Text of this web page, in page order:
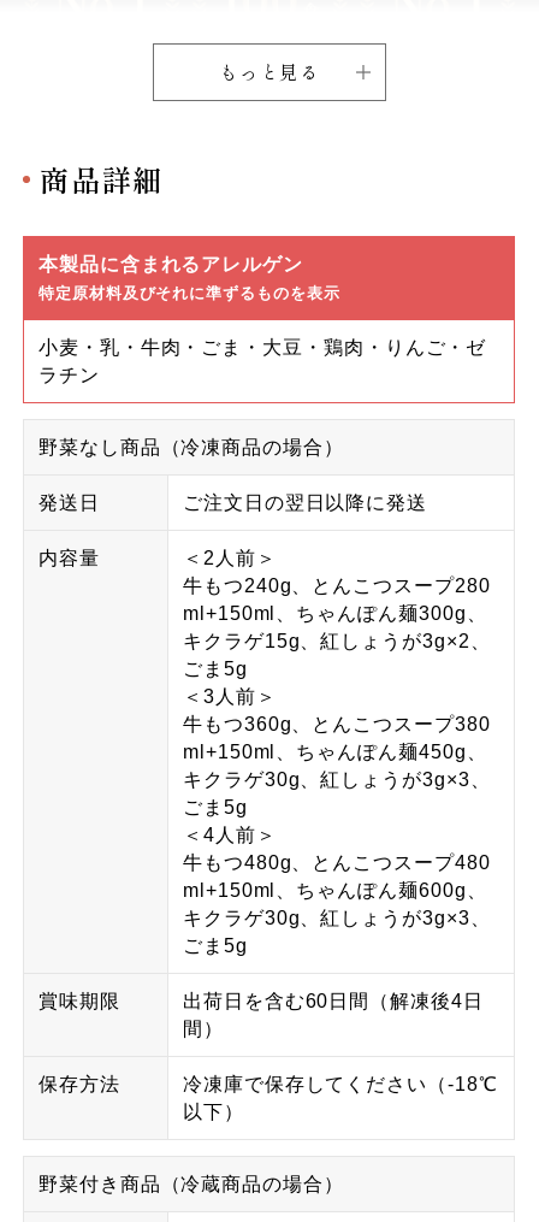
もっと見る
商品詳細
本製品に含まれるアレルゲン
特定原材料及びそれに準ずるものを表示
小麦・乳・牛肉・ごま・大豆・鶏肉・りんご・ゼ
ラチン
野菜なし商品（冷凍商品の場合）
発送日 ご注文日の翌日以降に発送
内容量
＜2人前＞
牛もつ240g、とんこつスープ280
ml+150ml、ちゃんぽん麺300g、
キクラゲ15g、紅しょうが3g×2、
ごま5g
＜3人前＞
牛もつ360g、とんこつスープ380
ml+150ml、ちゃんぽん麺450g、
キクラゲ30g、紅しょうが3g×3、
ごま5g
＜4人前＞
牛もつ480g、とんこつスープ480
ml+150ml、ちゃんぽん麺600g、
キクラゲ30g、紅しょうが3g×3、
ごま5g
賞味期限
出荷日を含む60日間（解凍後4日
間）
保存方法
冷凍庫で保存してください（-18℃
以下）
野菜付き商品（冷蔵商品の場合）